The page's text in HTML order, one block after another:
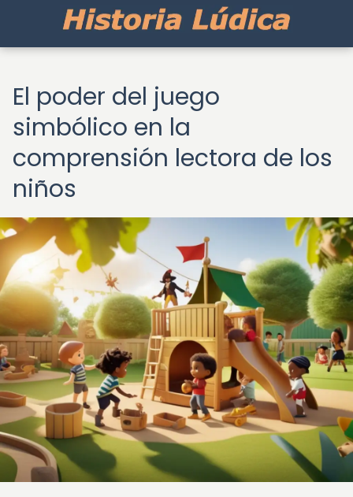
El poder del juego
simbólico en la
comprensión lectora de los
niños